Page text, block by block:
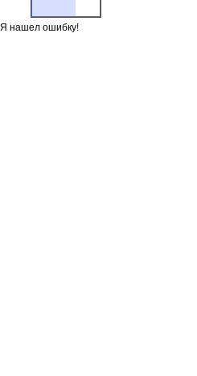
Я нашел ошибку!